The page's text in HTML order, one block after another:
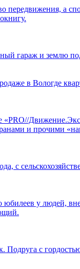
передвижения, а
гараж и землю
в Вологде
«PRO//
и прочими
с
юбилеев у людей,
Подруга с